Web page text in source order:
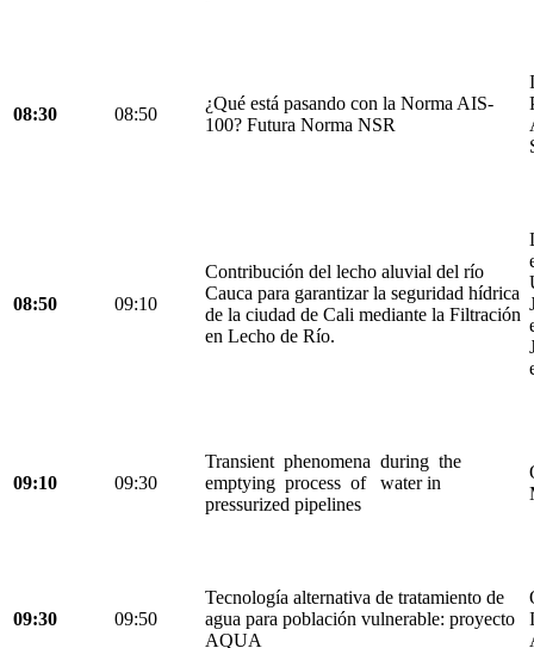
08:30 08:50
¿Qué está pasando con la Norma AIS-
100? Futura Norma NSR
08:50 09:10
Contribución del lecho aluvial del río
Cauca para garantizar la seguridad hídrica
de la ciudad de Cali mediante la Filtración
en Lecho de Río.
09:10 09:30
Transient phenomena during the
emptying process of water in
pressurized pipelines
09:30 09:50
Tecnología alternativa de tratamiento de
agua para población vulnerable: proyecto
AQUA